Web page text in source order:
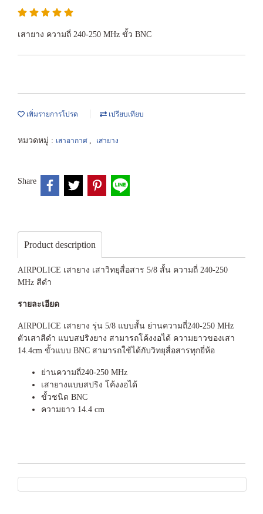
เสายาง ความถี่ 240-250 MHz ขั้ว BNC
เพิ่มรายการโปรด เปรียบเทียบ
หมวดหมู่ : เสาอากาศ , เสายาง
Share
Product description
AIRPOLICE เสายาง เสาวิทยุสื่อสาร 5/8 สั้น ความถี่ 240-250
MHz สีดำ
รายละเอียด
AIRPOLICE เสายาง รุ่น 5/8 แบบสั้น ย่านความถี่240-250 MHz
ตัวเสาสีดำ แบบสปริงยาง สามารถโค้งงอได้ ความยาวของเสา
14.4cm ขั้วแบบ BNC สามารถใช้ได้กับวิทยุสื่อสารทุกยี่ห้อ
ย่านความถี่240-250 MHz
เสายางแบบสปริง โค้งงอได้
ขั้วชนิด BNC
ความยาว 14.4 cm